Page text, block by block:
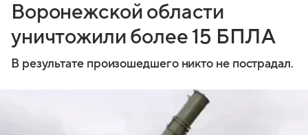
Воронежской области
уничтожили более 15 БПЛА
В результате произошедшего никто не пострадал.